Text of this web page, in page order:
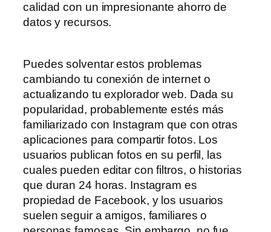
calidad con un impresionante ahorro de
datos y recursos.
Puedes solventar estos problemas
cambiando tu conexión de internet o
actualizando tu explorador web. Dada su
popularidad, probablemente estés más
familiarizado con Instagram que con otras
aplicaciones para compartir fotos. Los
usuarios publican fotos en su perfil, las
cuales pueden editar con filtros, o historias
que duran 24 horas. Instagram es
propiedad de Facebook, y los usuarios
suelen seguir a amigos, familiares o